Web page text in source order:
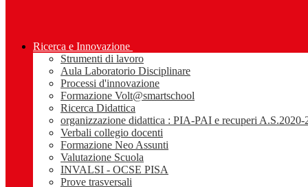
Ricerca e Innovazione
Strumenti di lavoro
Aula Laboratorio Disciplinare
Processi d'innovazione
Formazione Volt@smartschool
Ricerca Didattica
organizzazione didattica : PIA-PAI e recuperi A.S.2020-
Verbali collegio docenti
Formazione Neo Assunti
Valutazione Scuola
INVALSI - OCSE PISA
Prove trasversali